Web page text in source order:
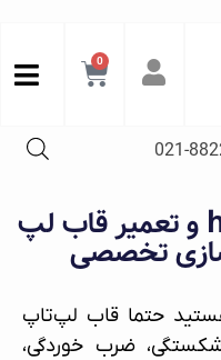
0
021-
تعویض قاب لپ تاپ hp و تعمیر قاب لپ‌
تخصصی
حتما قاب لپ‌تاپ
ضرب خوردگی،